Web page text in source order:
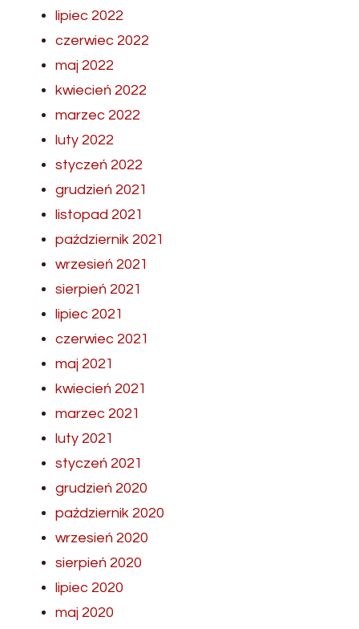
lipiec 2022
czerwiec 2022
maj 2022
kwiecień 2022
marzec 2022
luty 2022
styczeń 2022
grudzień 2021
listopad 2021
październik 2021
wrzesień 2021
sierpień 2021
lipiec 2021
czerwiec 2021
maj 2021
kwiecień 2021
marzec 2021
luty 2021
styczeń 2021
grudzień 2020
październik 2020
wrzesień 2020
sierpień 2020
lipiec 2020
maj 2020